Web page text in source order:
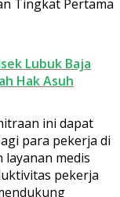
Tingkat Pertama
Lubuk Baja
Hak Asuh
ini dapat
para pekerja di
layanan medis
pekerja